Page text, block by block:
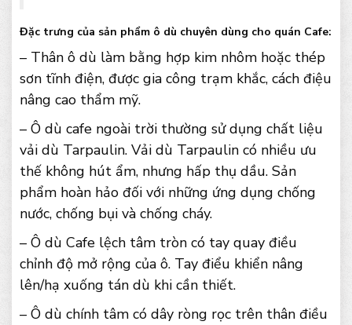
Đặc trưng của sản phẩm ô dù chuyên dùng cho quán Cafe:
– Thân ô dù làm bằng hợp kim nhôm hoặc thép
sơn tĩnh điện, được gia công trạm khắc, cách điệu
nâng cao thẩm mỹ.
– Ô dù cafe ngoài trời thường sử dụng chất liệu
vải dù Tarpaulin. Vải dù Tarpaulin có nhiều ưu
thế không hút ẩm, nhưng hấp thụ dầu. Sản
phẩm hoàn hảo đối với những ứng dụng chống
nước, chống bụi và chống cháy.
– Ô dù Cafe lệch tâm tròn có tay quay điều
chỉnh độ mở rộng của ô. Tay điểu khiển nâng
lên/hạ xuống tán dù khi cần thiết.
– Ô dù chính tâm có dây ròng rọc trên thân điều